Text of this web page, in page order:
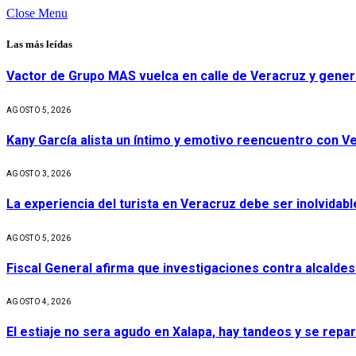
Close Menu
Las más leídas
Vactor de Grupo MAS vuelca en calle de Veracruz y
AGOSTO 5, 2026
Kany García alista un íntimo y emotivo reencuentro con
AGOSTO 3, 2026
La experiencia del turista en Veracruz debe ser
AGOSTO 5, 2026
Fiscal General afirma que investigaciones contra
AGOSTO 4, 2026
El estiaje no sera agudo en Xalapa, hay tandeos y se